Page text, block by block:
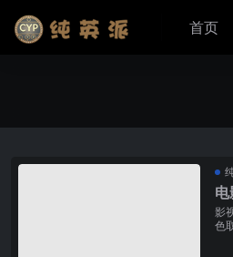
首页
影
色